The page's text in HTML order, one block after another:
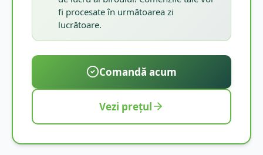
fi procesate în următoarea zi
lucrătoare.
Comandă acum
Vezi prețul